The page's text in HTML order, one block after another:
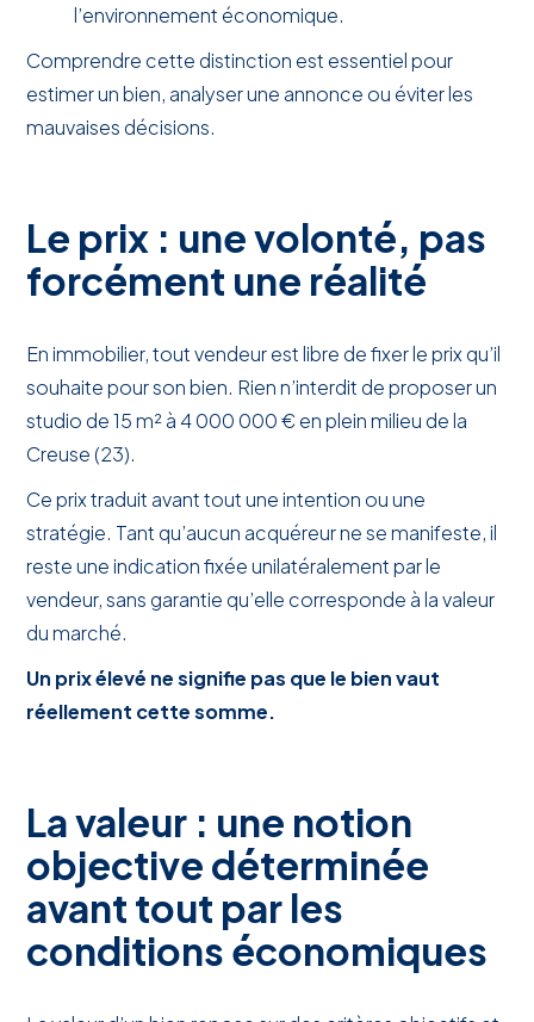
l’environnement économique.
Comprendre cette distinction est essentiel pour
estimer un bien, analyser une annonce ou éviter les
mauvaises décisions.
Le prix : une volonté, pas
forcément une réalité
En immobilier, tout vendeur est libre de fixer le prix qu’il
souhaite pour son bien. Rien n’interdit de proposer un
studio de 15 m² à 4 000 000 € en plein milieu de la
Creuse (23).
Ce prix traduit avant tout une intention ou une
stratégie. Tant qu’aucun acquéreur ne se manifeste, il
reste une indication fixée unilatéralement par le
vendeur, sans garantie qu’elle corresponde à la valeur
du marché.
Un prix élevé ne signifie pas que le bien vaut
réellement cette somme.
La valeur : une notion
objective déterminée
avant tout par les
conditions économiques